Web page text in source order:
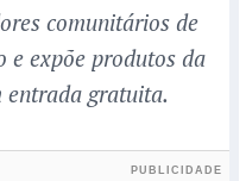
comunitários de
e expõe produtos da
entrada gratuita.